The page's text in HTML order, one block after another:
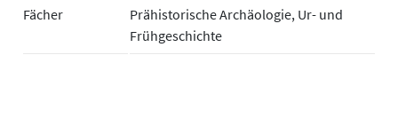
Fächer
Prähistorische Archäologie, Ur- und
Frühgeschichte